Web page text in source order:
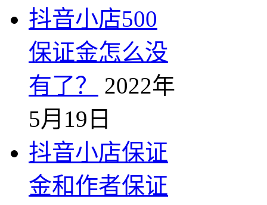
抖音小店500
保证金怎么没
有了？
2022年
5月19日
抖音小店保证
金和作者保证